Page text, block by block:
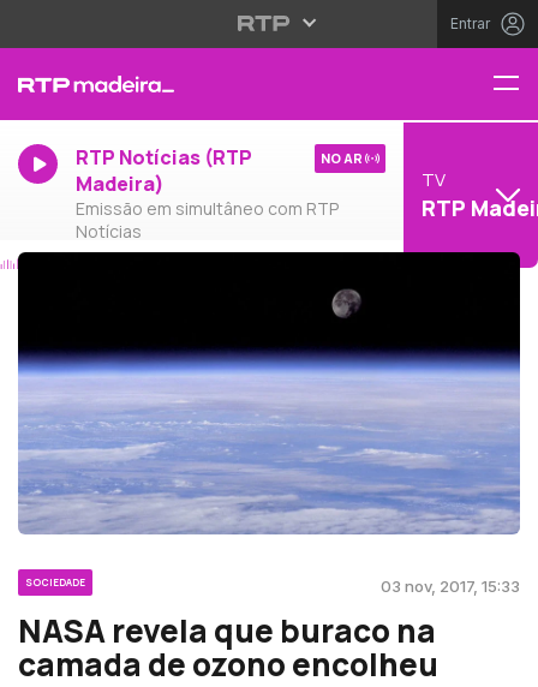
Entrar
RTP Notícias (RTP
Madeira)
Emissão em simultâneo com RTP
Notícias
NO AR
TV
RTP
SOCIEDADE 03 nov, 2017, 15:33
NASA revela que buraco na
camada de ozono encolheu